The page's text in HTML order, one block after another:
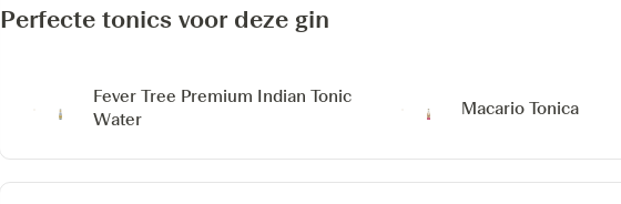
Perfecte tonics voor deze gin
Fever Tree Premium Indian Tonic
Water
Macario Tonica